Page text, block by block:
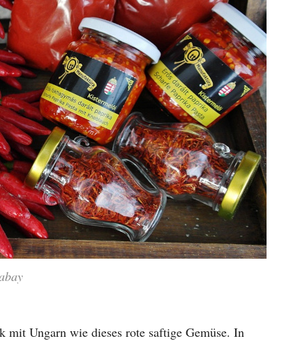
mit Ungarn wie dieses rote saftige Gemüse. In